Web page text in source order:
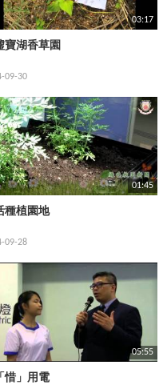
03:17
寶湖香草園
09-30
01:45
種植園地
09-28
05:55
惜」用電